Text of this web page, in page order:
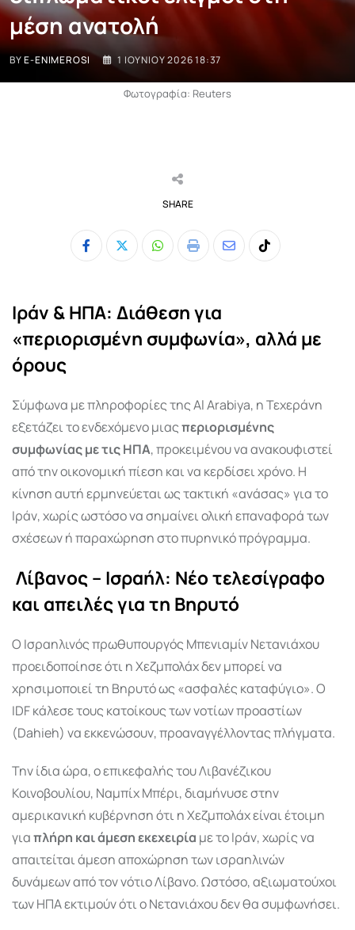
μέση ανατολή
BYE-ENIMEROSI 1 ΙΟΥΝΊΟΥ 2026 18:37
Φωτογραφία: Reuters
SHARE
Whatsapp
Print
ShareTiktok
Ιράν & ΗΠΑ: Διάθεση για
«περιορισμένη συμφωνία», αλλά με
όρους
Σύμφωνα με πληροφορίες της Al Arabiya, η Τεχεράνη
εξετάζει το ενδεχόμενο μιαςπεριορισμένης
συμφωνίας με τις ΗΠΑ, προκειμένου να ανακουφιστεί
από την οικονομική πίεση και να κερδίσει χρόνο. Η
κίνηση αυτή ερμηνεύεται ως τακτική «ανάσας» για το
Ιράν, χωρίς ωστόσο να σημαίνει ολική επαναφορά των
σχέσεων ή παραχώρηση στο πυρηνικό πρόγραμμα.
Λίβανος – Ισραήλ: Νέο τελεσίγραφο
και απειλές για τη Βηρυτό
Ο Ισραηλινός πρωθυπουργός Μπενιαμίν Νετανιάχου
προειδοποίησε ότι η Χεζμπολάχ δεν μπορεί να
χρησιμοποιεί τη Βηρυτό ως «ασφαλές καταφύγιο». Ο
IDF κάλεσε τους κατοίκους των νοτίων προαστίων
(Dahieh) να εκκενώσουν, προαναγγέλλοντας πλήγματα.
Την ίδια ώρα, ο επικεφαλής του Λιβανέζικου
Κοινοβουλίου, Ναμπίχ Μπέρι, διαμήνυσε στην
αμερικανική κυβέρνηση ότι η Χεζμπολάχ είναι έτοιμη
γιαπλήρη και άμεση εκεχειρία με το Ιράν, χωρίς να
απαιτείται άμεση αποχώρηση των ισραηλινών
δυνάμεων από τον νότιο Λίβανο. Ωστόσο, αξιωματούχοι
των ΗΠΑ εκτιμούν ότι ο Νετανιάχου δεν θα συμφωνήσει.